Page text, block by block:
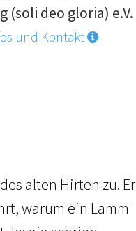
(soli deo gloria) e.V.
und Kontakt
alten Hirten zu. Er
warum ein Lamm